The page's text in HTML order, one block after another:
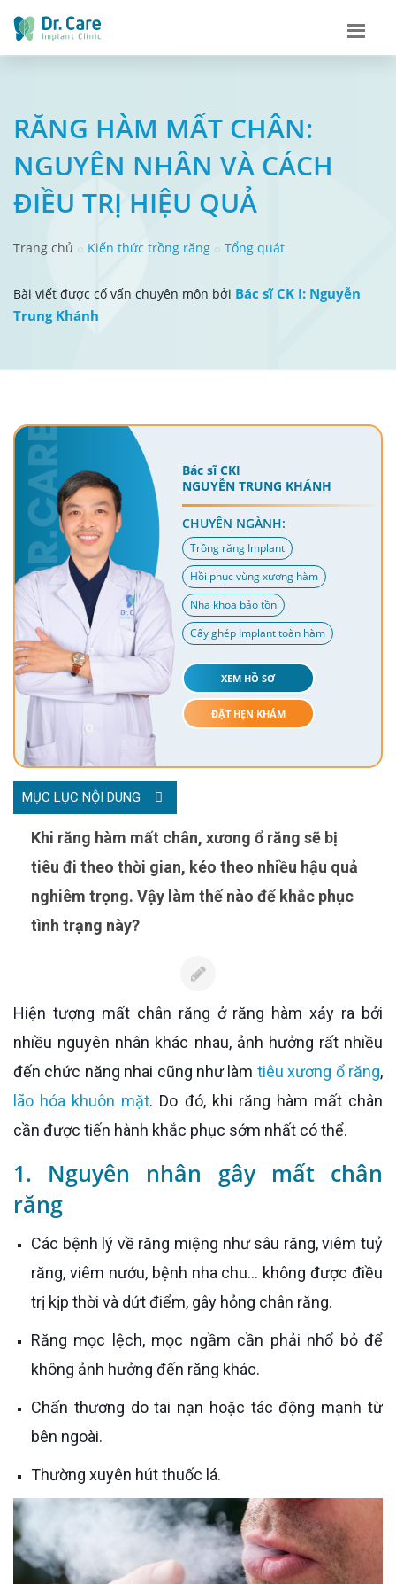
RĂNG HÀM MẤT CHÂN:
NGUYÊN NHÂN VÀ CÁCH
ĐIỀU TRỊ HIỆU QUẢ
Trang chủ Kiến thức trồng răng Tổng quát
Bài viết được cố vấn chuyên môn bởi Bác sĩ CK I: Nguyễn
Trung Khánh
Bác sĩ CKI
NGUYỄN TRUNG KHÁNH
CHUYÊN NGÀNH:
Trồng răng Implant
Hồi phục vùng xương hàm
Nha khoa bảo tồn
Cấy ghép Implant toàn hàm
XEM HỒ SƠ
ĐẶT HẸN KHÁM
MỤC LỤC NỘI DUNG
Khi răng hàm mất chân, xương ổ răng sẽ bị
tiêu đi theo thời gian, kéo theo nhiều hậu quả
nghiêm trọng. Vậy làm thế nào để khắc phục
tình trạng này?
Hiện tượng mất chân răng ở răng hàm xảy ra bởi
nhiều nguyên nhân khác nhau, ảnh hưởng rất nhiều
đến chức năng nhai cũng như làm tiêu xương ổ răng,
lão hóa khuôn mặt. Do đó, khi răng hàm mất chân
cần được tiến hành khắc phục sớm nhất có thể.
1. Nguyên nhân gây mất chân
răng
Các bệnh lý về răng miệng như sâu răng, viêm tuỷ
răng, viêm nướu, bệnh nha chu... không được điều
trị kịp thời và dứt điểm, gây hỏng chân răng.
Răng mọc lệch, mọc ngầm cần phải nhổ bỏ để
không ảnh hưởng đến răng khác.
Chấn thương do tai nạn hoặc tác động mạnh từ
bên ngoài.
Thường xuyên hút thuốc lá.